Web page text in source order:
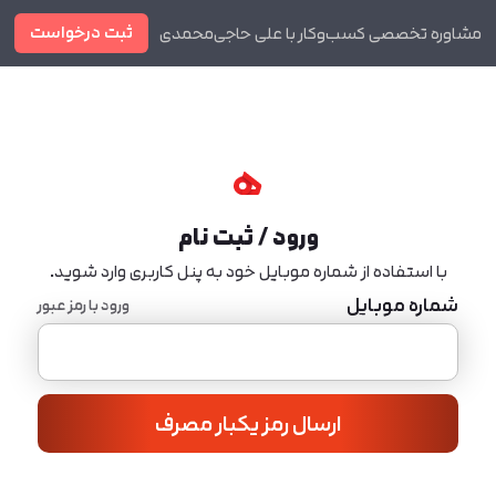
مشاوره تخصصی کسب‌وکار با علی حاجی‌محمدی ثبت درخواست
ورود / ثبت نام
با استفاده از شماره موبایل خود به پنل کاربری وارد شوید.
شماره موبایل ورود با رمز عبور
ارسال رمز یکبار مصرف